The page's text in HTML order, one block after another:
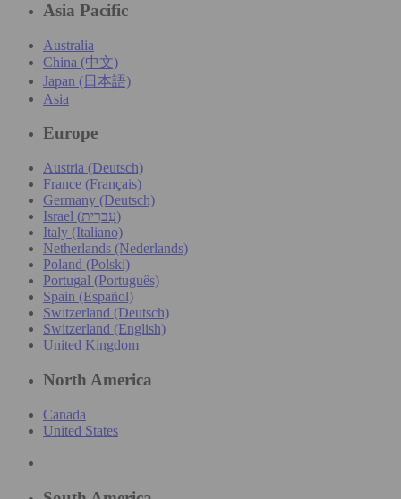
Asia Pacific
Australia
China (中文)
Japan (日本語)
Asia
Europe
Austria (Deutsch)
France (Français)
Germany (Deutsch)
Israel (עִברִית)
Italy (Italiano)
Netherlands (Nederlands)
Poland (Polski)
Portugal (Português)
Spain (Español)
Switzerland (Deutsch)
Switzerland (English)
United Kingdom
North America
Canada
United States